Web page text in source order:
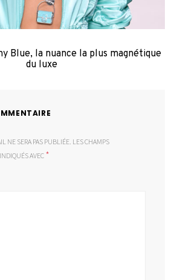
Blue, la nuance la plus magnétique
du luxe
NE SERA PAS PUBLIÉE. LES CHAMPS
AVEC *